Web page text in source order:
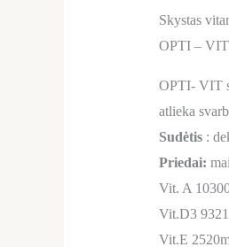
Skystas
OPTI – VIT
OPTI- VIT
atlieka
Sudėtis :
Priedai:
Vit. A
Vit.D3
Vit.E